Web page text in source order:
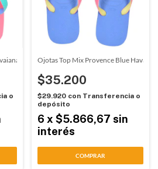
(55491)
o
Ojotas Top Mix Provence Blue
$35.200
$29.920 con Transferencia o
depósito
6 x $5.866,67 sin
interés
COMPRAR